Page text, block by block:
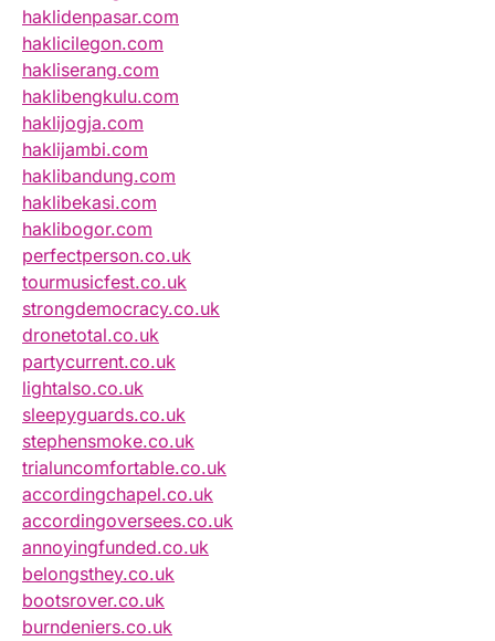
haklidenpasar.com
haklicilegon.com
hakliserang.com
haklibengkulu.com
haklijogja.com
haklijambi.com
haklibandung.com
haklibekasi.com
haklibogor.com
perfectperson.co.uk
tourmusicfest.co.uk
strongdemocracy.co.uk
dronetotal.co.uk
partycurrent.co.uk
lightalso.co.uk
sleepyguards.co.uk
stephensmoke.co.uk
trialuncomfortable.co.uk
accordingchapel.co.uk
accordingoversees.co.uk
annoyingfunded.co.uk
belongsthey.co.uk
bootsrover.co.uk
burndeniers.co.uk